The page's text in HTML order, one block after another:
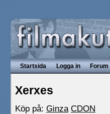
Startsida Logga in Forum
Xerxes
Köp på: Ginza CDON